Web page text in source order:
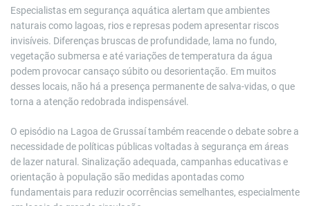
Especialistas em segurança aquática alertam que ambientes
naturais como lagoas, rios e represas podem apresentar riscos
invisíveis. Diferenças bruscas de profundidade, lama no fundo,
vegetação submersa e até variações de temperatura da água
podem provocar cansaço súbito ou desorientação. Em muitos
desses locais, não há a presença permanente de salva-vidas, o que
torna a atenção redobrada indispensável.
O episódio na Lagoa de Grussaí também reacende o debate sobre a
necessidade de políticas públicas voltadas à segurança em áreas
de lazer natural. Sinalização adequada, campanhas educativas e
orientação à população são medidas apontadas como
fundamentais para reduzir ocorrências semelhantes, especialmente